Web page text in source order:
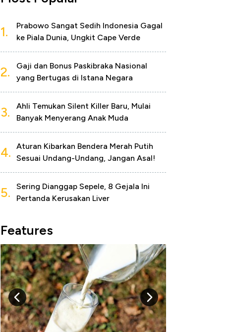
1.
Prabowo Sangat Sedih Indonesia Gagal
ke Piala Dunia, Ungkit Cape Verde
2.
Gaji dan Bonus Paskibraka Nasional
yang Bertugas di Istana Negara
3.
Ahli Temukan Silent Killer Baru, Mulai
Banyak Menyerang Anak Muda
4.
Aturan Kibarkan Bendera Merah Putih
Sesuai Undang-Undang, Jangan Asal!
5.
Sering Dianggap Sepele, 8 Gejala Ini
Pertanda Kerusakan Liver
Features